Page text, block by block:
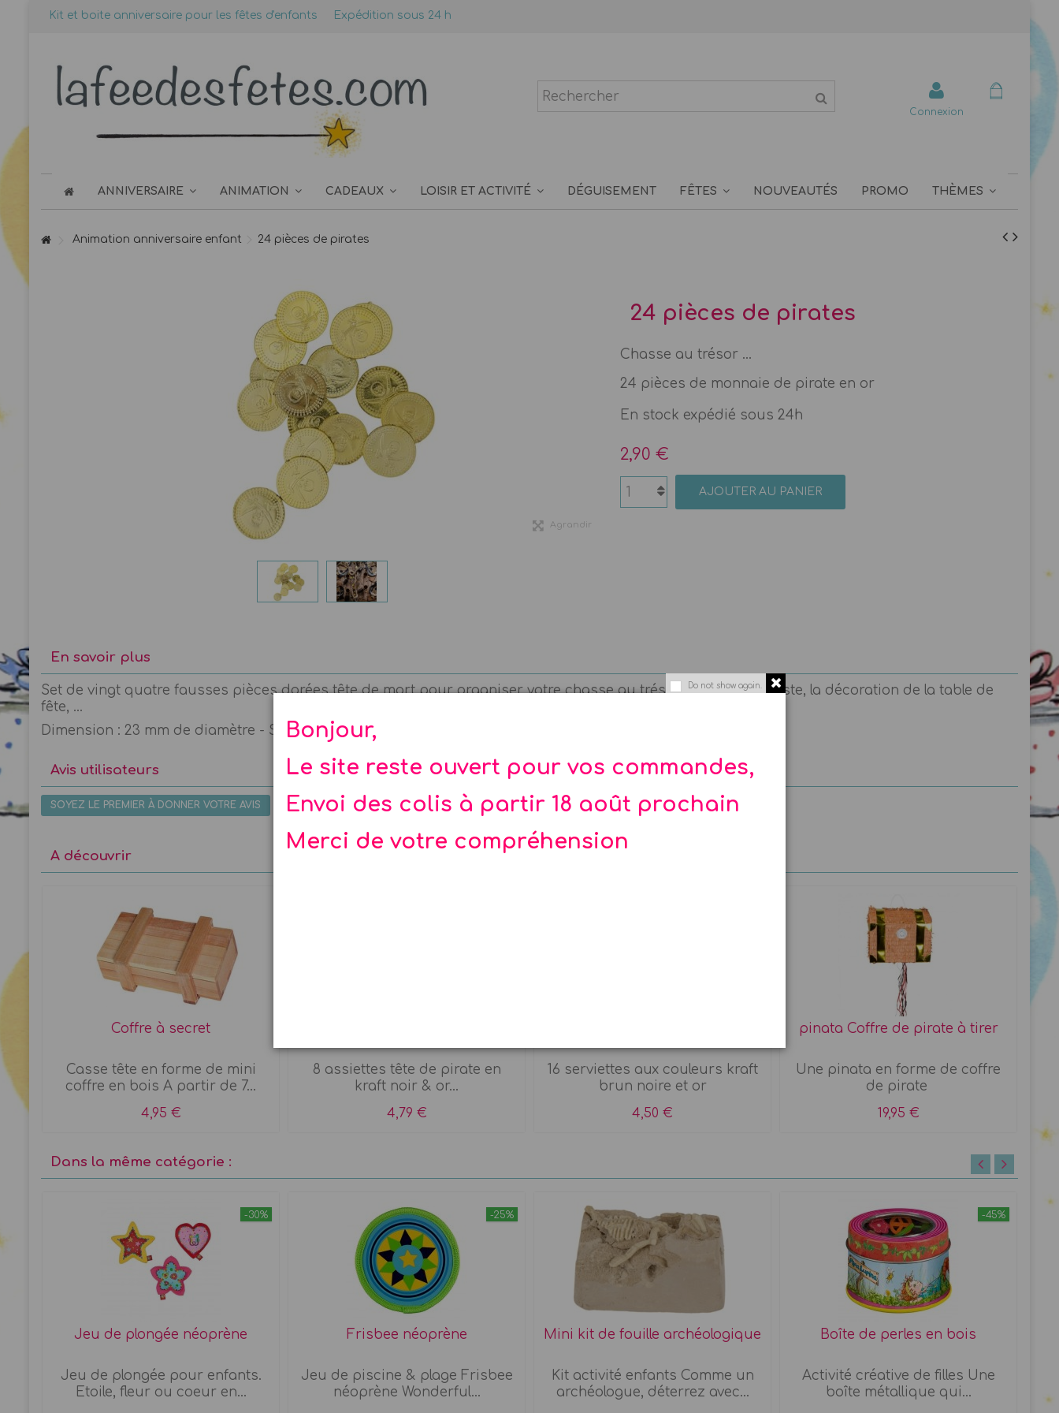
Do not show again.
Bonjour,
Le site reste ouvert pour vos commandes,
Envoi des colis à partir 18 août prochain
Merci de votre compréhension
Kit et boite anniversaire pour les fêtes d'enfants Expédition sous 24 h
Connexion
ANNIVERSAIRE ANIMATION CADEAUX LOISIR ET ACTIVITÉ DÉGUISEMENT FÊTES NOUVEAUTÉS PROMO THÈMES
Animation anniversaire enfant 24 pièces de pirates
Agrandir
24 pièces de pirates
Chasse au trésor ...
24 pièces de monnaie de pirate en or
En stock expédié sous 24h
2,90 €
AJOUTER AU PANIER
En savoir plus
Set de vingt quatre fausses pièces dorées tête de mort pour organiser votre chasse au trésor, votre jeu de piste, la décoration de la table de
fête, ...
Dimension : 23 mm de diamètre - Sachet de 24
Avis utilisateurs
SOYEZ LE PREMIER À DONNER VOTRE AVIS
A découvrir
Coffre à secret
Casse tête en forme de mini
coffre en bois A partir de 7...
4,95 €
8 assiettes tête de pirate en
kraft noir & or...
4,79 €
16 serviettes aux couleurs kraft
brun noire et or
4,50 €
pinata Coffre de pirate à tirer
Une pinata en forme de coffre
de pirate
19,95 €
Dans la même catégorie :
-30%
Jeu de plongée néoprène
Jeu de plongée pour enfants.
Etoile, fleur ou coeur en...
-25%
Frisbee néoprène
Jeu de piscine & plage Frisbee
néoprène Wonderful...
Mini kit de fouille archéologique
Kit activité enfants Comme un
archéologue, déterrez avec...
-45%
Boîte de perles en bois
Activité créative de filles Une
boîte métallique qui...